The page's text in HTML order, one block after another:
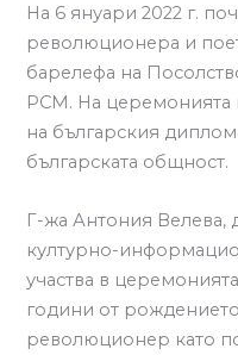
На 6 януари 2022 г.
революционера и
барелефа на
РСМ. На церемонията
на българския
българската общност.
Г-жа Антония Велева,
културно-
участва в
години от
революционер като